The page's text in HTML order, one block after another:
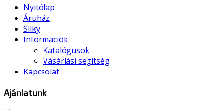
Nyitólap
Áruház
Silky
Információk
Katalógusok
Vásárlási segítség
Kapcsolat
Ajánlatunk